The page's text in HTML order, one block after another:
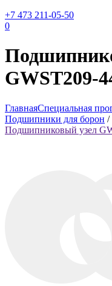
+7 473 211-05-50
0
GWST209-
ГлавнаяСпециальная
Подшипники для борон /
Подшипниковый узел